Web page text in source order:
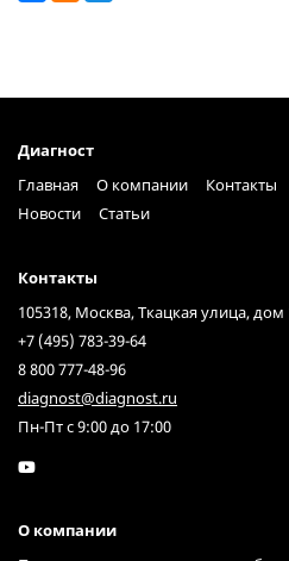
Диагност
Главная
О компании Контакты
Новости
Статьи
Контакты
105318, Москва, Ткацкая улица, дом
+7 (495) 783-39-64
8 800 777-48-96
diagnost@diagnost.ru
Пн-Пт с 9:00 до 17:00
О компании